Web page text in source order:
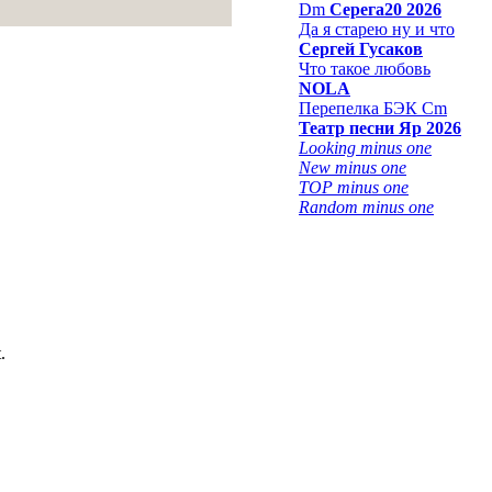
Dm Серега20 2026
Да я старею ну и что
Сергей Гусаков
Что такое любовь
NOLA
Перепелка БЭК Cm
Театр песни Яр 2026
Looking minus one
New minus one
TOP minus one
Random minus one